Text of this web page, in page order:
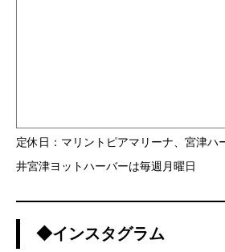
定休日：マリントピアマリーナ、宮津ハ
井宮津ヨットハーバーは毎週月曜日
◆インスタグラム